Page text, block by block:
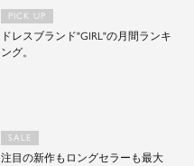
PICK UP
ドレスブランド"GIRL"の月間ランキ
ング。
SALE
注目の新作もロングセラーも最大